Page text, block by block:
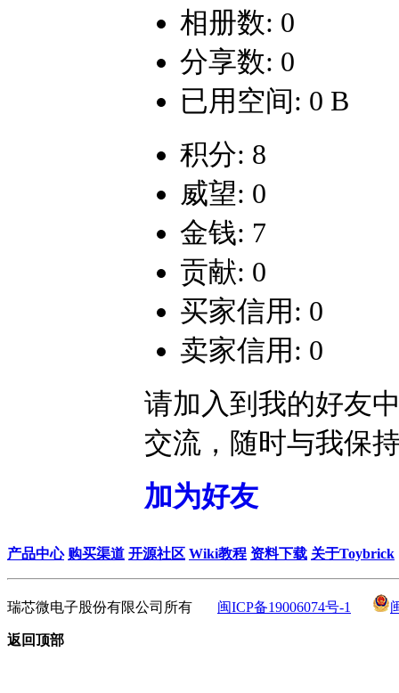
相册数: 0
分享数: 0
已用空间: 0 B
积分: 8
威望: 0
金钱: 7
贡献: 0
买家信用: 0
卖家信用: 0
请加入到我的好友
交流，随时与我保
加为好友
产品中心 购买渠道 开源社区 Wiki教程 资料下载 关于Toybrick
瑞芯微电子股份有限公司所有 闽ICP备19006074号-1
返回顶部